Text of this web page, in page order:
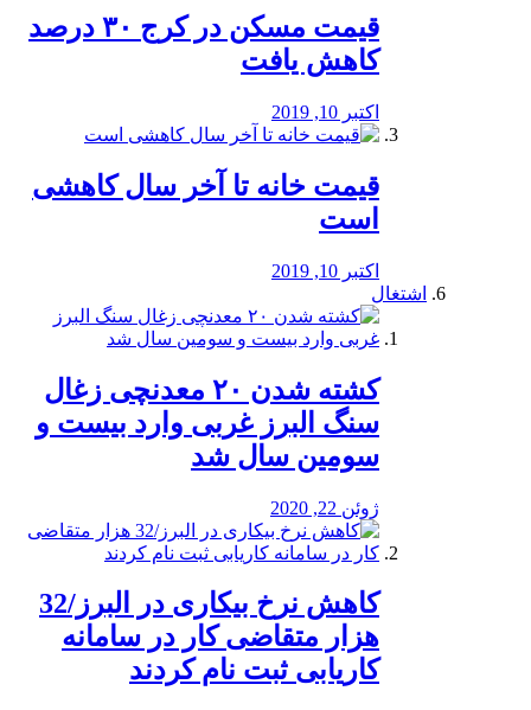
️قیمت مسکن در کرج ۳۰ درصد
کاهش یافت
اکتبر 10, 2019
قیمت خانه تا آخر سال کاهشی
است
اکتبر 10, 2019
اشتغال
کشته شدن ۲۰ معدنچی زغال
سنگ البرز غربی وارد بیست و
سومین سال شد
ژوئن 22, 2020
کاهش نرخ بیکاری در البرز/32
هزار متقاضی کار در سامانه
کاریابی ثبت نام کردند